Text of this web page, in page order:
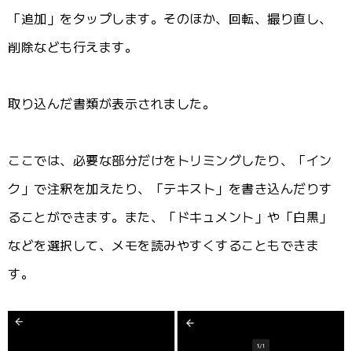
「追加」をタップします。そのほか、回転、撮り直し、
削除なども行えます。
取り込んだ書類が表示されました。
ここでは、必要な部分だけをトリミングしたり、「イン
ク」で注釈を加えたり、「テキスト」を書き込んだりす
ることができます。また、「ドキュメント」や「白黒」
などを選択して、メモを読みやすくすることもできま
す。